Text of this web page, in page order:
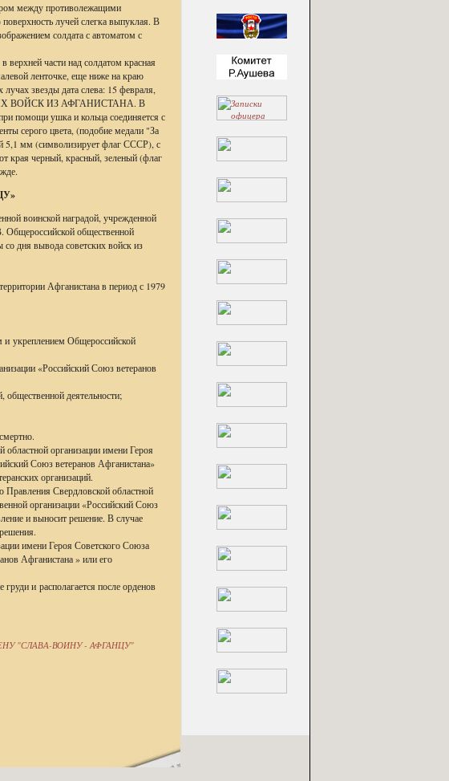
между противолежащими
лучей слегка выпуклая. В
солдата с автоматом с
части над солдатом красная
ленточке, еще ниже на краю
звезды дата слева: 15 февраля,
ВОЙСК ИЗ АФГАНИСТАНА. В
помощи ушка и кольца соединяется с
серого цвета, (подобие медали "За
5,1 мм (символизирует флаг СССР), с
края черный, красный, зеленый (флаг
воинской наградой, учрежденной
Общероссийской общественной
дня вывода советских войск из
Афганистана в период с 1979
и укреплением Общероссийской
«Российский Союз ветеранов
общественной деятельности;
организации имени Героя
Союз ветеранов Афганистана»
организаций.
Свердловской областной
организации «Российский Союз
и выносит решение. В случае
имени Героя Советского Союза
Афганистана » или его
и располагается после орденов
"СЛАВА-ВОИНУ - АФГАНЦУ"